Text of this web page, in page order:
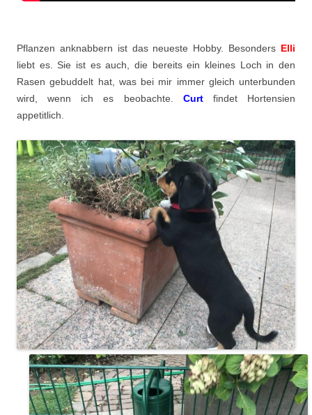
Pflanzen anknabbern ist das neueste Hobby. Besonders Elli
liebt es. Sie ist es auch, die bereits ein kleines Loch in den
Rasen gebuddelt hat, was bei mir immer gleich unterbunden
wird, wenn ich es beobachte. Curtfindet Hortensien
appetitlich.